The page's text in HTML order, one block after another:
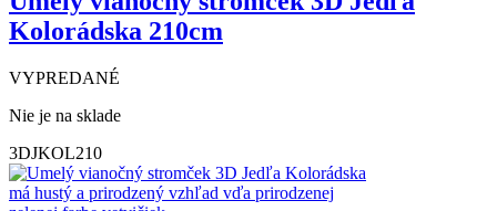
Kolorádska 210cm
VYPREDANÉ
Nie je na sklade
3DJKOL210